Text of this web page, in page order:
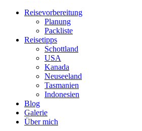
Reisevorbereitung
Planung
Packliste
Reisetipps
Schottland
USA
Kanada
Neuseeland
Tasmanien
Indonesien
Blog
Galerie
Über mich